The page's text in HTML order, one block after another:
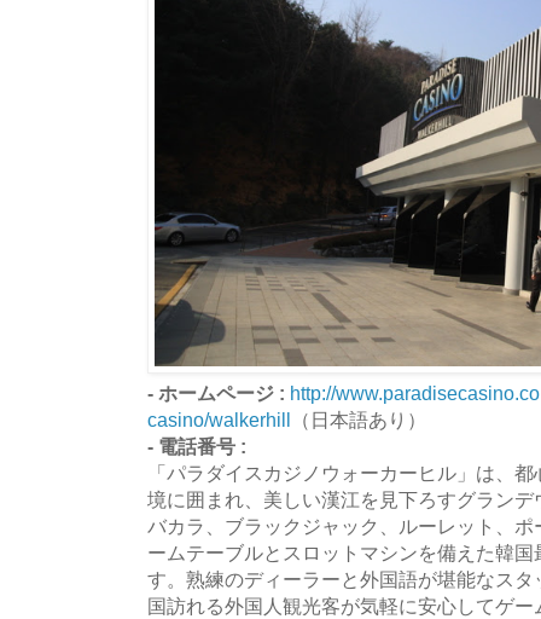
- ホームページ : http://
casino/walkerhill （日本語あり）
- 電話番号 :
「パラダイスカジノウォーカーヒル」は、
境に囲まれ、美しい漢江を見下ろすグラン
バカラ、ブラックジャック、ルーレット、
ームテーブルとスロットマシンを備えた韓
す。熟練のディーラーと外国語が堪能なス
国訪れる外国人観光客が気軽に安心してゲ